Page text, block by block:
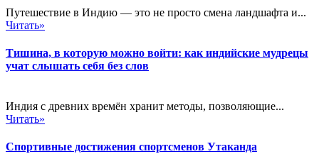
Путешествие в Индию — это не просто смена ландшафта и...
Читать»
Тишина, в которую можно войти: как индийские мудрецы
учат слышать себя без слов
Индия с древних времён хранит методы, позволяющие...
Читать»
Спортивные достижения спортсменов Утаканда